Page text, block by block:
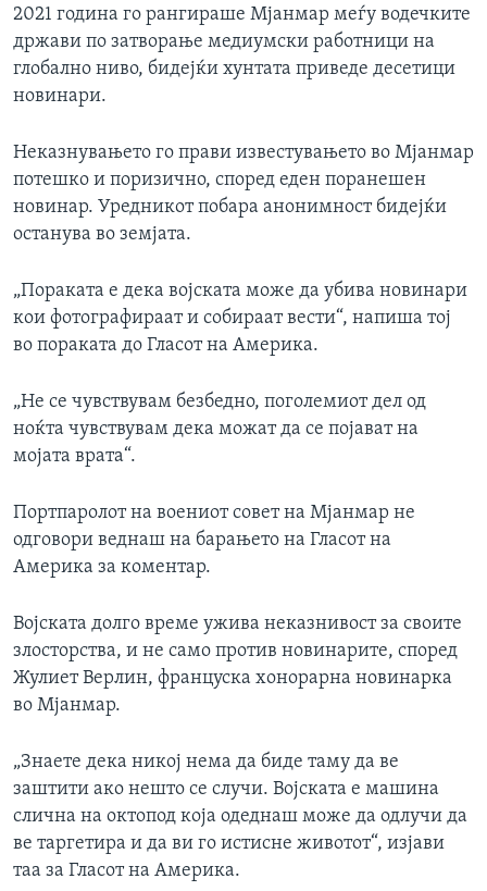
2021 година го рангираше Мјанмар меѓу водечките
држави по затворање медиумски работници на
глобално ниво, бидејќи хунтата приведе десетици
новинари.
Неказнувањето го прави известувањето во Мјанмар
потешко и поризично, според еден поранешен
новинар. Уредникот побара анонимност бидејќи
останува во земјата.
„Пораката е дека војската може да убива новинари
кои фотографираат и собираат вести“, напиша тој
во пораката до Гласот на Америка.
„Не се чувствувам безбедно, поголемиот дел од
ноќта чувствувам дека можат да се појават на
мојата врата“.
Портпаролот на воениот совет на Мјанмар не
одговори веднаш на барањето на Гласот на
Америка за коментар.
Војската долго време ужива неказнивост за своите
злосторства, и не само против новинарите, според
Жулиет Верлин, француска хонорарна новинарка
во Мјанмар.
„Знаете дека никој нема да биде таму да ве
заштити ако нешто се случи. Војската е машина
слична на октопод која одеднаш може да одлучи да
ве таргетира и да ви го истисне животот“, изјави
таа за Гласот на Америка.